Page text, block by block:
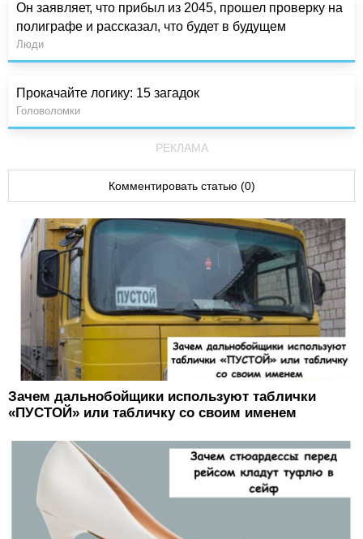
Он заявляет, что прибыл из 2045, прошел проверку на
полиграфе и рассказал, что будет в будущем
Люди
Прокачайте логику: 15 загадок
Головоломки
РЕКЛАМА
Комментировать статью (0)
Зачем дальнобойщики используют таблички
«ПУСТОЙ» или табличку со своим именем